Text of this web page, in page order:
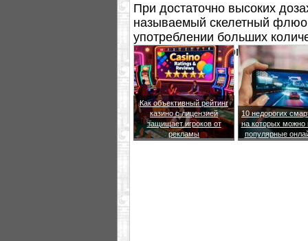
При достаточно высоких
называемый скелетный
употреблении больших
индивидуумов могут
Как объективный рейтинг
казино с лицензией
защищает игроков от
рекламы
10 недорогих
на которых можно
популярные